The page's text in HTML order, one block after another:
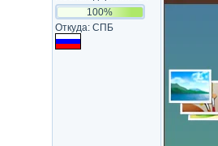
100%
Откуда: СПБ